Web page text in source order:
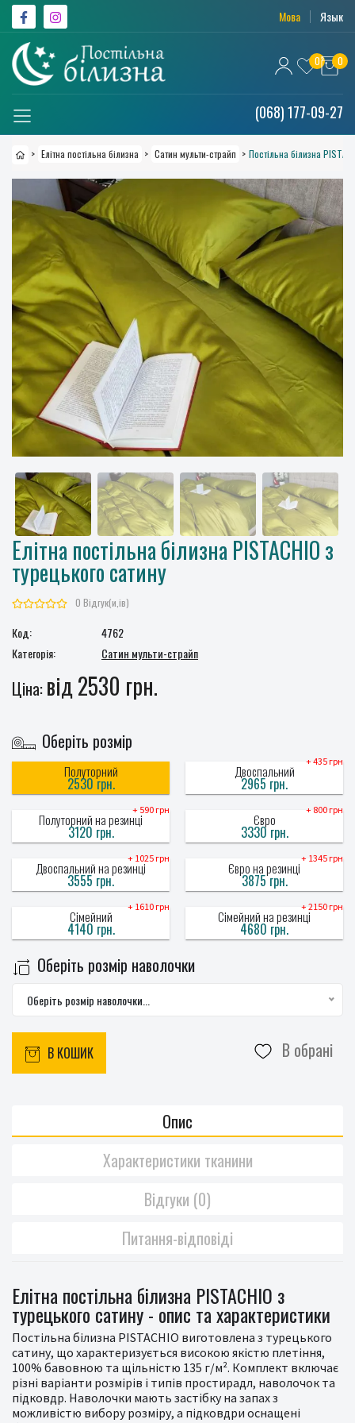
Мова Язык
0 0
(068) 177-09-27
> Елітна постільна білизна > Сатин мульти-страйп > Постільна білизна
Елітна постільна білизна PISTACHIO з
турецького сатину
0 Відгук(и,ів)
Код:
4762
Категорія:
Сатин мульти-страйп
Ціна: від 2530 грн.
Оберіть розмір
Полуторний
2530 грн.
+ 435 грн
Двоспальний
2965 грн.
+ 590 грн
Полуторний на резинці
3120 грн.
+ 800 грн
Євро
3330 грн.
+ 1025 грн
Двоспальний на резинці
3555 грн.
+ 1345 грн
Євро на резинці
3875 грн.
+ 1610 грн
Сімейний
4140 грн.
+ 2150 грн
Сімейний на резинці
4680 грн.
Оберіть розмір наволочки
Оберіть розмір наволочки...
В КОШИК В обрані
Опис
Характеристики тканини
Відгуки (0)
Питання-відповіді
Елітна постільна білизна PISTACHIO з
турецького сатину - опис та характеристики
Постільна білизна PISTACHIO виготовлена з турецького
сатину, що характеризується високою якістю плетіння,
100% бавовною та щільністю 135 г/м². Комплект включає
різні варіанти розмірів і типів простирадл, наволочок та
підковдр. Наволочки мають застібку на запах з
можливістю вибору розміру, а підковдри оснащені